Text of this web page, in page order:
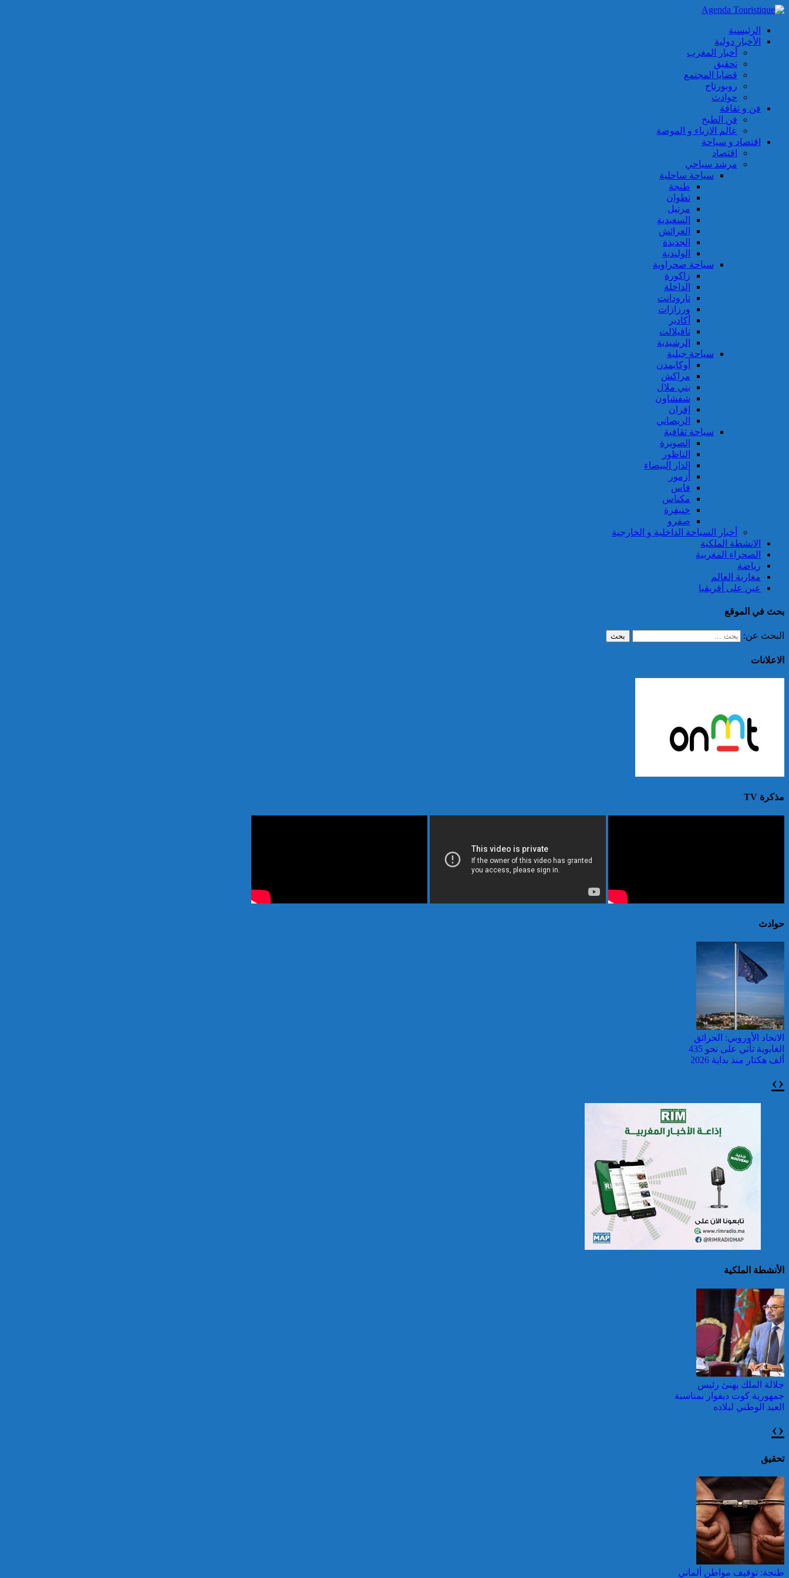
الرئيسية
الأخبار دولية
أخبار المغرب
تحقيق
قضايا المجتمع
روبورتاج
حوادث
فن و ثقافة
فن الطبخ
عالم الازياء و الموضة
اقتصاد و سياحة
اقتصاد
مرشد سياحي
سياحة ساحلية
طنجة
تطوان
مرتيل
السعيدية
العرائش
الجديدة
الوليدية
سياحة صحراوية
زاكورة
الداخلة
تارودانت
ورزازات
أكادير
تافيلالت
الرشيدية
سياحة جبلية
أوكايمدن
مراكش
بني ملال
شفشاون
إفران
الريصاني
سياحة ثقافية
الصويرة
الناظور
الدار البيضاء
أزمور
فاس
مكناس
خنيفرة
صفرو
أخبار السياحة الداخلية و الخارجية
الانشطة الملكية
الصحراء المغربية
رياضة
مغاربة العالم
عين على أفريقيا
بحث في الموقع
البحث عن:
الاعلانات
مذكرة TV
حوادث
الاتحاد الأوروبي: الحرائق
الغابوية تأتي على نحو 435
ألف هكتار منذ بداية 2026
سريلانكا: إغلاق بعض
المدارس في مناطق جبلية
الصين تصدر إنذارين
لمواجهة العواصف المطيرة
وطقس شديد الحمل
الحراري
مكافحة حريق في شمال
قرابة ألف حريق في غابات
كندا وسحب الدخان تصل
‹
›
الأنشطة الملكية
جلالة الملك يهنئ رئيس
جمهورية كوت ديفوار بمناسبة
العيد الوطني لبلاده
جلالة الملك يتلقى برقية تهنئة
من رئيس جمهورية سلوفاكيا
بمناسبة ذكرى عيد العرش
المجيد
‹
›
تحقيق
طنجة: توقيف مواطن ألماني